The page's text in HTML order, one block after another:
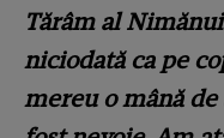
Tărâm al
niciodată ca pe
mereu o mână